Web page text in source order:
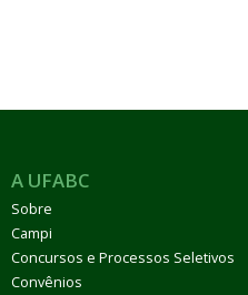
A UFABC
Sobre
Campi
Concursos e Processos Seletivos
Convênios